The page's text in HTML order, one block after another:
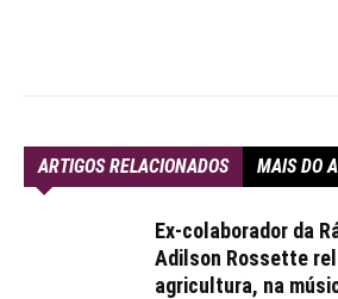
ARTIGOS RELACIONADOS MAIS DO
Ex-colaborador da
Adilson Rossette
agricultura, na